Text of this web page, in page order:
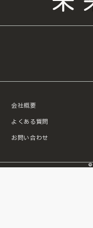
会社概要
よくある質問
お問い合わせ
©